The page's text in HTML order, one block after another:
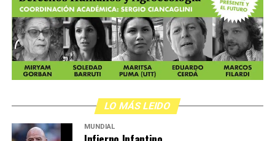
LO MÁS LEIDO
MUNDIAL